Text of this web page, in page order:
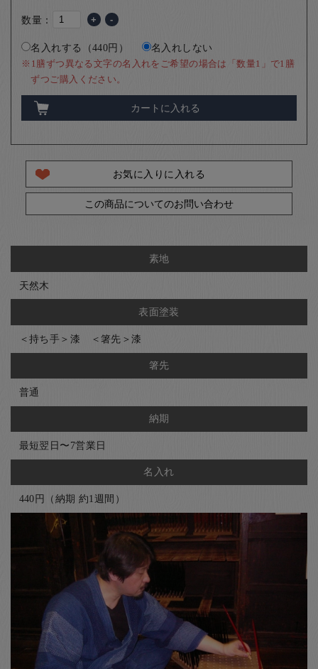
数量： + -
名入れする（440円） 名入れしない
※1膳ずつ異なる文字の名入れをご希望の場合は「数量1」で1膳
ずつご購入ください。
カートに入れる
お気に入りに入れる
この商品についてのお問い合わせ
素地
天然木
表面塗装
＜持ち手＞漆 ＜箸先＞漆
箸先
普通
納期
最短翌日〜7営業日
名入れ
440円（納期 約1週間）